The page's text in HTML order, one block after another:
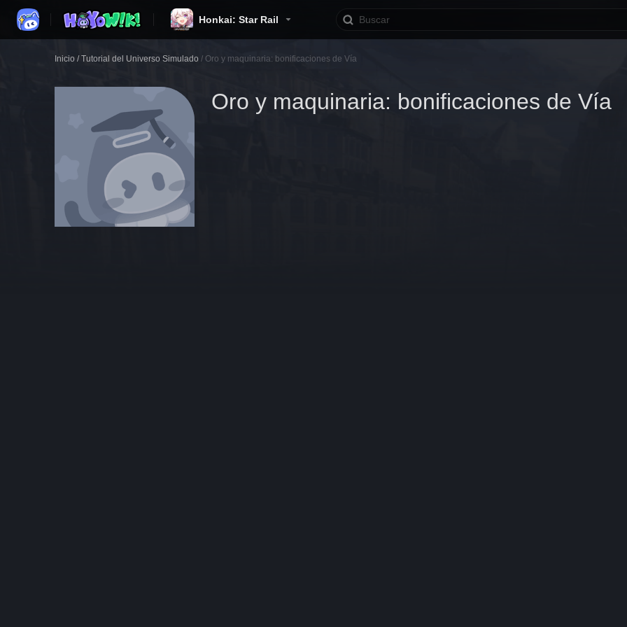
Honkai: Star Rail
Inicio / Tutorial del Universo Simulado / Oro y maquinaria: bonificaciones de Vía
Oro y maquinaria: bonificaciones de Vía